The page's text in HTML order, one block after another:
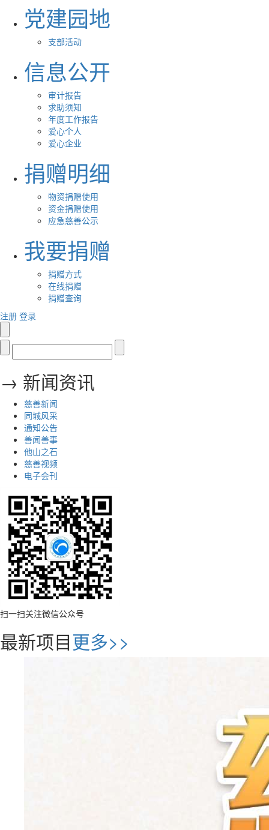
党建园地
支部活动
信息公开
审计报告
求助须知
年度工作报告
爱心个人
爱心企业
捐赠明细
物资捐赠使用
资金捐赠使用
应急慈善公示
我要捐赠
捐赠方式
在线捐赠
捐赠查询
注册 登录
→ 新闻资讯
慈善新闻
同城风采
通知公告
善闻善事
他山之石
慈善视频
电子会刊
扫一扫关注微信公众号
最新项目更多>>